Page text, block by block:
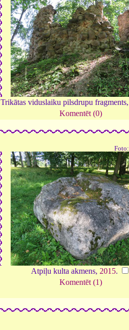
Trikātas viduslaiku pilsdrupu fragments,
Komentēt (0)
Foto:
Atpiļu kulta akmens, 2015.
Komentēt (1)